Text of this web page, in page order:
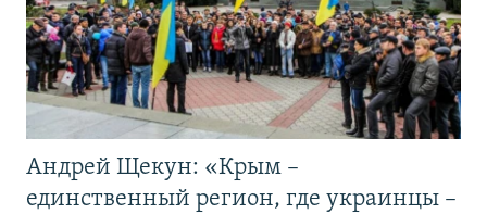
Андрей Щекун: «Крым –
единственный регион, где украинцы –